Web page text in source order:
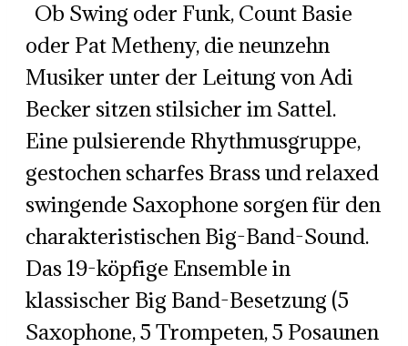
Ob Swing oder Funk, Count Basie
oder Pat Metheny, die neunzehn
Musiker unter der Leitung von Adi
Becker sitzen stilsicher im Sattel.
Eine pulsierende Rhythmusgruppe,
gestochen scharfes Brass und relaxed
swingende Saxophone sorgen für den
charakteristischen Big-Band-Sound.
Das 19-köpfige Ensemble in
klassischer Big Band-Besetzung (5
Saxophone, 5 Trompeten, 5 Posaunen